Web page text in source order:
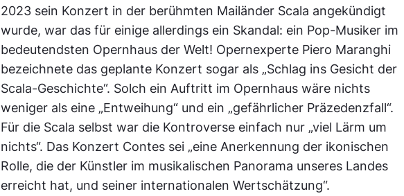
2023 sein Konzert in der berühmten Mailänder Scala angekündigt
wurde, war das für einige allerdings ein Skandal: ein Pop-Musiker im
bedeutendsten Opernhaus der Welt! Opernexperte Piero Maranghi
bezeichnete das geplante Konzert sogar als „Schlag ins Gesicht der
Scala-Geschichte“. Solch ein Auftritt im Opernhaus wäre nichts
weniger als eine „Entweihung“ und ein „gefährlicher Präzedenzfall“.
Für die Scala selbst war die Kontroverse einfach nur „viel Lärm um
nichts“. Das Konzert Contes sei „eine Anerkennung der ikonischen
Rolle, die der Künstler im musikalischen Panorama unseres Landes
erreicht hat, und seiner internationalen Wertschätzung“.